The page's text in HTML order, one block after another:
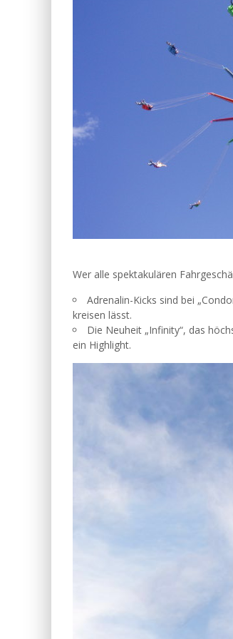
Wer alle spektakulären
Adrenalin-Kicks sind bei
kreisen lässt.
Die Neuheit „Infinity“, das
ein Highlight.